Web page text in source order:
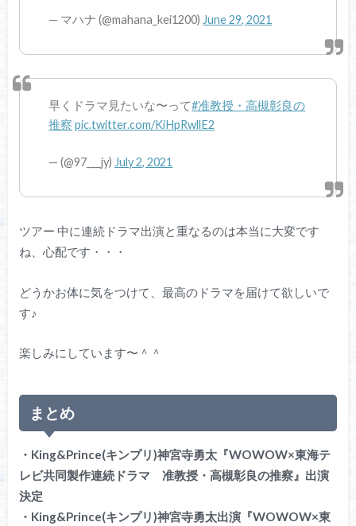
— マハナ (@mahana_kei1200) June 29, 2021
早くドラマ見たいな〜って#准教授・高槻彰良の
推察 pic.twitter.com/KiHpRwllE2
— (@97___jy) July 2, 2021
ツアー 中に連続ドラマ出演と重なるのは本当に大変です
ね、心配です・・・
どうかお体に気をつけて、最高のドラマを届けて欲しいで
す♪
楽しみにしています〜＾＾
まとめ
・King&Prince(キンプリ)神宮寺勇太『WOWOW×東海テ
レビ共同製作連続ドラマ 准教授・高槻彰良の推察』出演
決定
・King&Prince(キンプリ)神宮寺勇太出演『WOWOW×東